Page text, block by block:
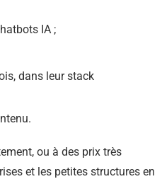
IA ;
dans leur stack
ou à des prix très
et les petites structures en